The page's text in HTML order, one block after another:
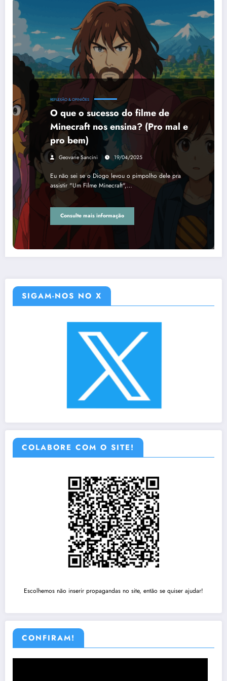
REFLEXÃO & OPINIÕES
O que o sucesso do filme de
Minecraft nos ensina? (Pro mal e
pro bem)
Geovane Sancini 19/04/2025
Eu não sei se o Diogo levou o pimpolho dele pra
assistir "Um Filme Minecraft",…
Consulte mais informação
SIGAM-NOS NO X
COLABORE COM O SITE!
Escolhemos não inserir propagandas no site, então se quiser ajudar!
CONFIRAM!